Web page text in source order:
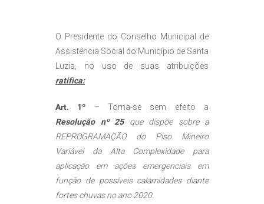
O Presidente do Conselho Municipal de
Assistência Social do Município de Santa
Luzia, no uso de suas atribuições
ratifica:
Art. 1º – Torna-se sem efeito a
Resolução nº 25que dispõe sobre a
REPROGRAMAÇÃO do Piso Mineiro
Variável da Alta Complexidade para
aplicação em ações emergenciais em
função de possíveis calamidades diante
fortes chuvas no ano 2020.